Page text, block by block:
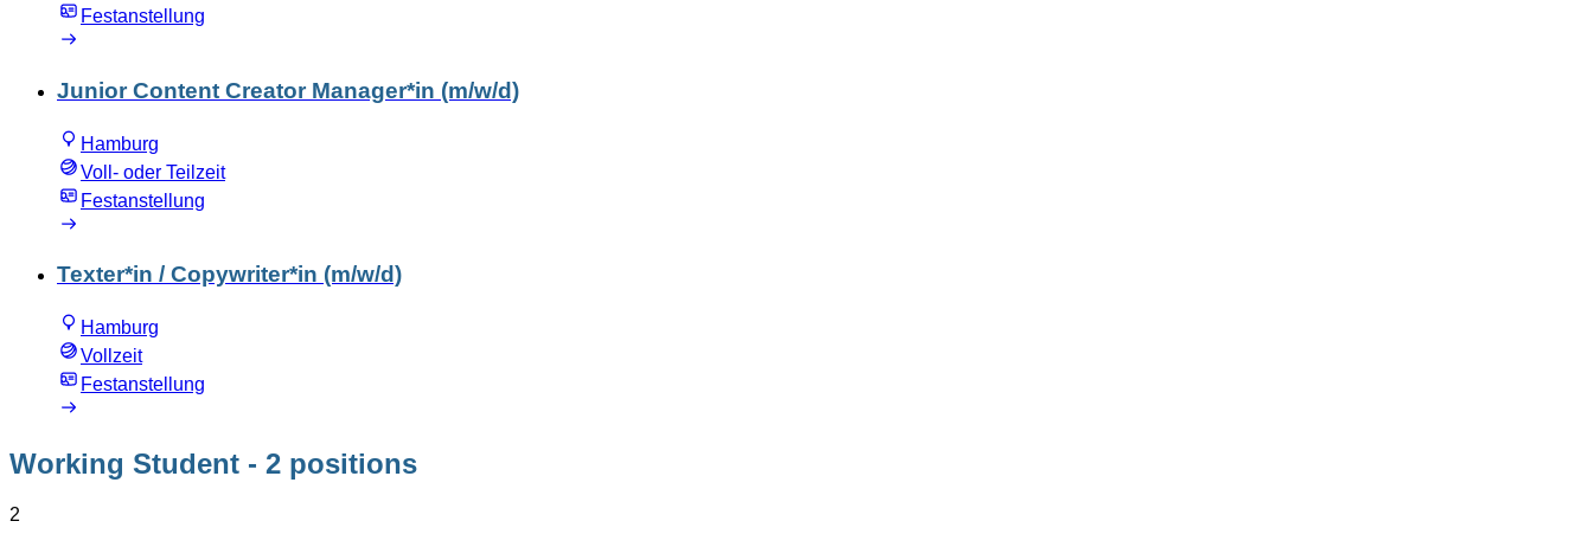
Festanstellung
Junior Content Creator Manager*in (m/w/d)
Hamburg
Voll- oder Teilzeit
Festanstellung
Texter*in / Copywriter*in (m/w/d)
Hamburg
Vollzeit
Festanstellung
Working Student - 2 positions
2